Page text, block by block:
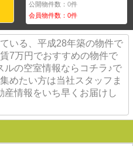
公開物件数：0件
会員物件数：0件
いる、平成28年築の物件で
7万円でおすすめの物件で
ルの空室情報ならコチラ♪で
めたい方は当社スタッフま
産情報をいち早くお届けし